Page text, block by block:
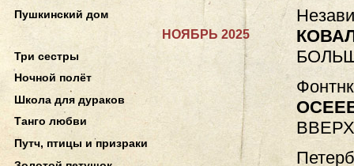
Пушкинский дом
НОЯБРЬ 2025
Три сестры
Ночной полёт
Школа для дураков
Танго любви
Путч, птицы и призраки